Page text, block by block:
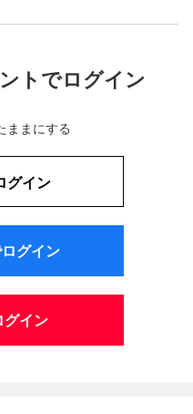
トでログイン
ままにする
グイン
グイン
イン